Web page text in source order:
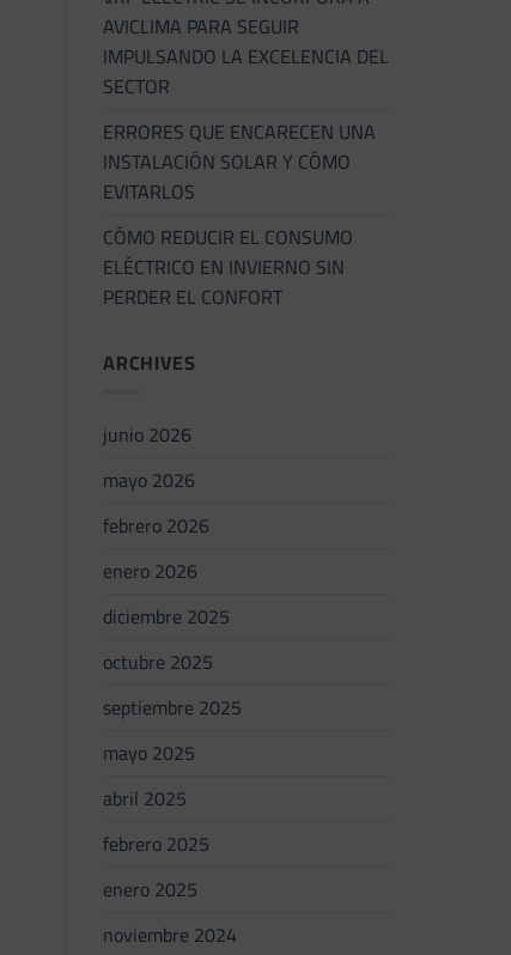
AVICLIMA PARA SEGUIR
IMPULSANDO LA EXCELENCIA DEL
SECTOR
ERRORES QUE ENCARECEN UNA
INSTALACIÓN SOLAR Y CÓMO
EVITARLOS
CÓMO REDUCIR EL CONSUMO
ELÉCTRICO EN INVIERNO SIN
PERDER EL CONFORT
ARCHIVES
junio 2026
mayo 2026
febrero 2026
enero 2026
diciembre 2025
octubre 2025
septiembre 2025
mayo 2025
abril 2025
febrero 2025
enero 2025
noviembre 2024